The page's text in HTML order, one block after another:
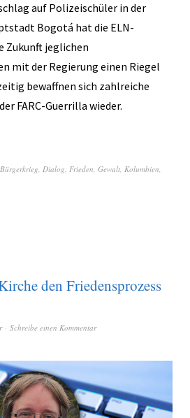
auf Polizeischüler in der
Bogotá hat die ELN-
Zukunft jeglichen
mit der Regierung einen Riegel
bewaffnen sich zahlreiche
FARC-Guerrilla wieder.
Bürgerkrieg, Dialog, Frieden, Gewalt, Kolumbien,
den Friedensprozess
Schreibe einen Kommentar